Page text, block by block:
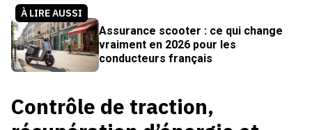
À LIRE AUSSI
Assurance scooter : ce qui change
vraiment en 2026 pour les
conducteurs français
Contrôle de traction,